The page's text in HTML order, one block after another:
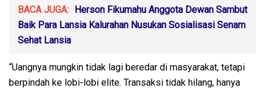
BACA JUGA: Herson Fikumahu Anggota Dewan Sambut
Baik Para Lansia Kalurahan Nusukan Sosialisasi Senam
Sehat Lansia
“Uangnya mungkin tidak lagi beredar di masyarakat, tetapi
berpindah ke lobi-lobi elite. Transaksi tidak hilang, hanya